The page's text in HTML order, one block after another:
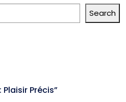
Search
Précis”